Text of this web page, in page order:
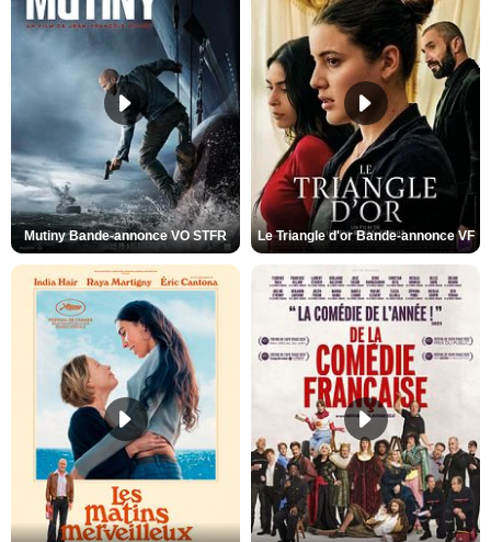
Mutiny Bande-annonce VO STFR Le Triangle d'or Bande-annonce VF